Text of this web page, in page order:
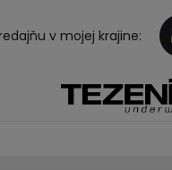
v mojej krajine: